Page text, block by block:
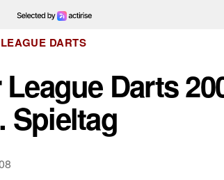
DARTS
Darts
Spieltag